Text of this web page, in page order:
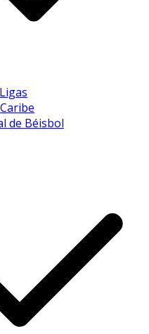
de Béisbol